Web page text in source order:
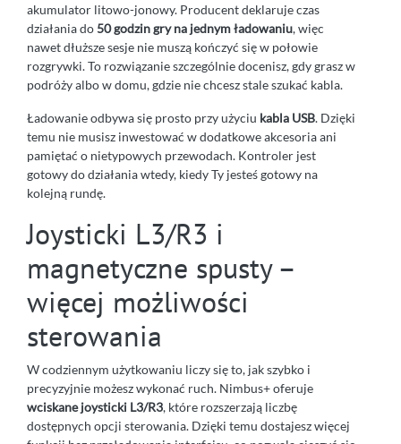
akumulator litowo-jonowy. Producent deklaruje czas
działania do50 godzin gry na jednym ładowaniu, więc
nawet dłuższe sesje nie muszą kończyć się w połowie
rozgrywki. To rozwiązanie szczególnie docenisz, gdy grasz w
podróży albo w domu, gdzie nie chcesz stale szukać kabla.
Ładowanie odbywa się prosto przy użyciu kabla USB. Dzięki
temu nie musisz inwestować w dodatkowe akcesoria ani
pamiętać o nietypowych przewodach. Kontroler jest
gotowy do działania wtedy, kiedy Ty jesteś gotowy na
kolejną rundę.
Joysticki L3/R3 i
magnetyczne spusty –
więcej możliwości
sterowania
W codziennym użytkowaniu liczy się to, jak szybko i
precyzyjnie możesz wykonać ruch. Nimbus+ oferuje
wciskane joysticki L3/R3, które rozszerzają liczbę
dostępnych opcji sterowania. Dzięki temu dostajesz więcej